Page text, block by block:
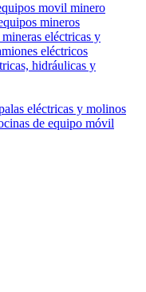
movil minero
mineros
eléctricas y
eléctricos
hidráulicas y
eléctricas y molinos
de equipo móvil